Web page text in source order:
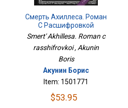
Смерть Ахиллеса. Роман
С Расшифровкой
Smert' Akhillesa. Roman c
rasshifrovkoi , Akunin
Boris
Акунин Борис
Item: 1501771
$53.95